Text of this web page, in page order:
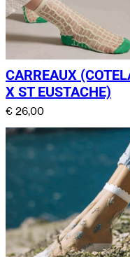
CARREAUX
X ST EUSTACHE)
€ 26,00